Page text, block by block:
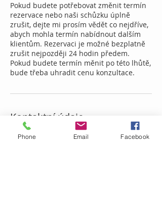
Pokud budete potřebovat změnit termín
rezervace nebo naši schůzku úplně
zrušit, dejte mi prosím vědět co nejdříve,
abych mohla termín nabídnout dalším
klientům. Rezervaci je možné bezplatně
zrušit nejpozději 24 hodin předem.
Pokud budete termín měnit po této lhůtě,
bude třeba uhradit cenu konzultace.
Kontaktní údaje
Na Baranovci 30, Slezská Ostrava, Česko
Phone Email Facebook